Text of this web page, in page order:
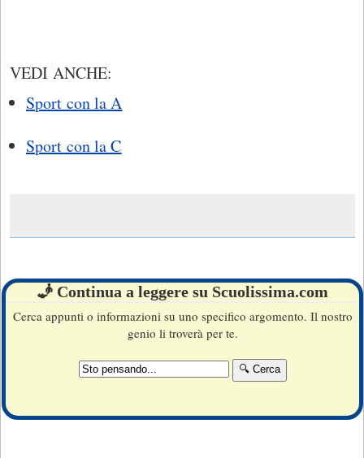
VEDI ANCHE:
Sport con la A
Sport con la C
🧞 Continua a leggere su Scuolissima.com
Cerca appunti o informazioni su uno specifico argomento. Il nostro
genio li troverà per te.